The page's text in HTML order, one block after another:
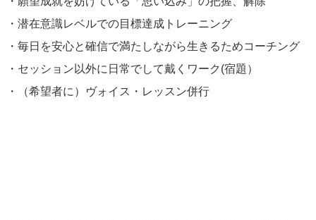
・潜在意識レベルでの目標達成トレーニング
・毎日を安心と確信で満たしながら生きるためコーチング
・セッション以外に日常でして戴くワーク(宿題）
・（希望者に）ヴォイス・レッスン併行